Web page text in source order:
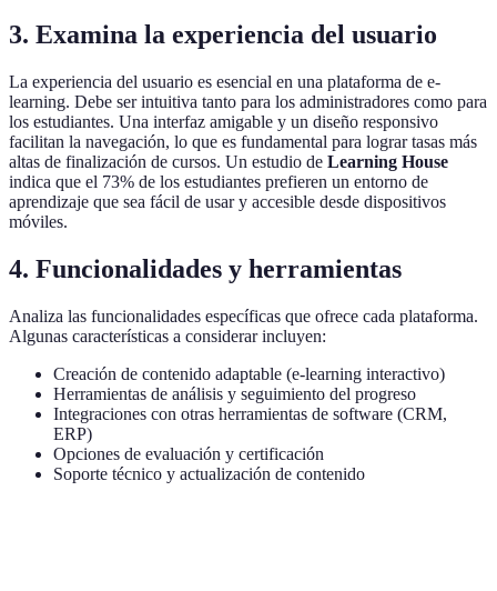
3. Examina la experiencia del usuario
La experiencia del usuario es esencial en una plataforma de e-
learning. Debe ser intuitiva tanto para los administradores como para
los estudiantes. Una interfaz amigable y un diseño responsivo
facilitan la navegación, lo que es fundamental para lograr tasas más
altas de finalización de cursos. Un estudio de Learning House
indica que el 73% de los estudiantes prefieren un entorno de
aprendizaje que sea fácil de usar y accesible desde dispositivos
móviles.
4. Funcionalidades y herramientas
Analiza las funcionalidades específicas que ofrece cada plataforma.
Algunas características a considerar incluyen:
Creación de contenido adaptable (e-learning interactivo)
Herramientas de análisis y seguimiento del progreso
Integraciones con otras herramientas de software (CRM,
ERP)
Opciones de evaluación y certificación
Soporte técnico y actualización de contenido